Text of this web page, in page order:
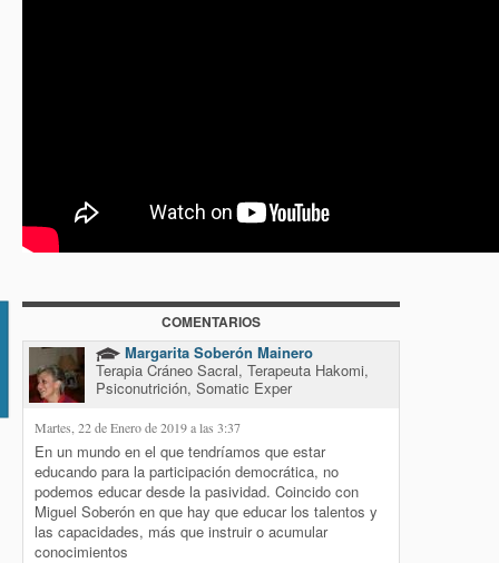
COMENTARIOS
Margarita Soberón Mainero
Terapia Cráneo Sacral, Terapeuta Hakomi,
Psiconutrición, Somatic Exper
Martes, 22 de Enero de 2019 a las 3:37
En un mundo en el que tendríamos que estar
educando para la participación democrática, no
podemos educar desde la pasividad. Coincido con
Miguel Soberón en que hay que educar los talentos y
las capacidades, más que instruir o acumular
conocimientos